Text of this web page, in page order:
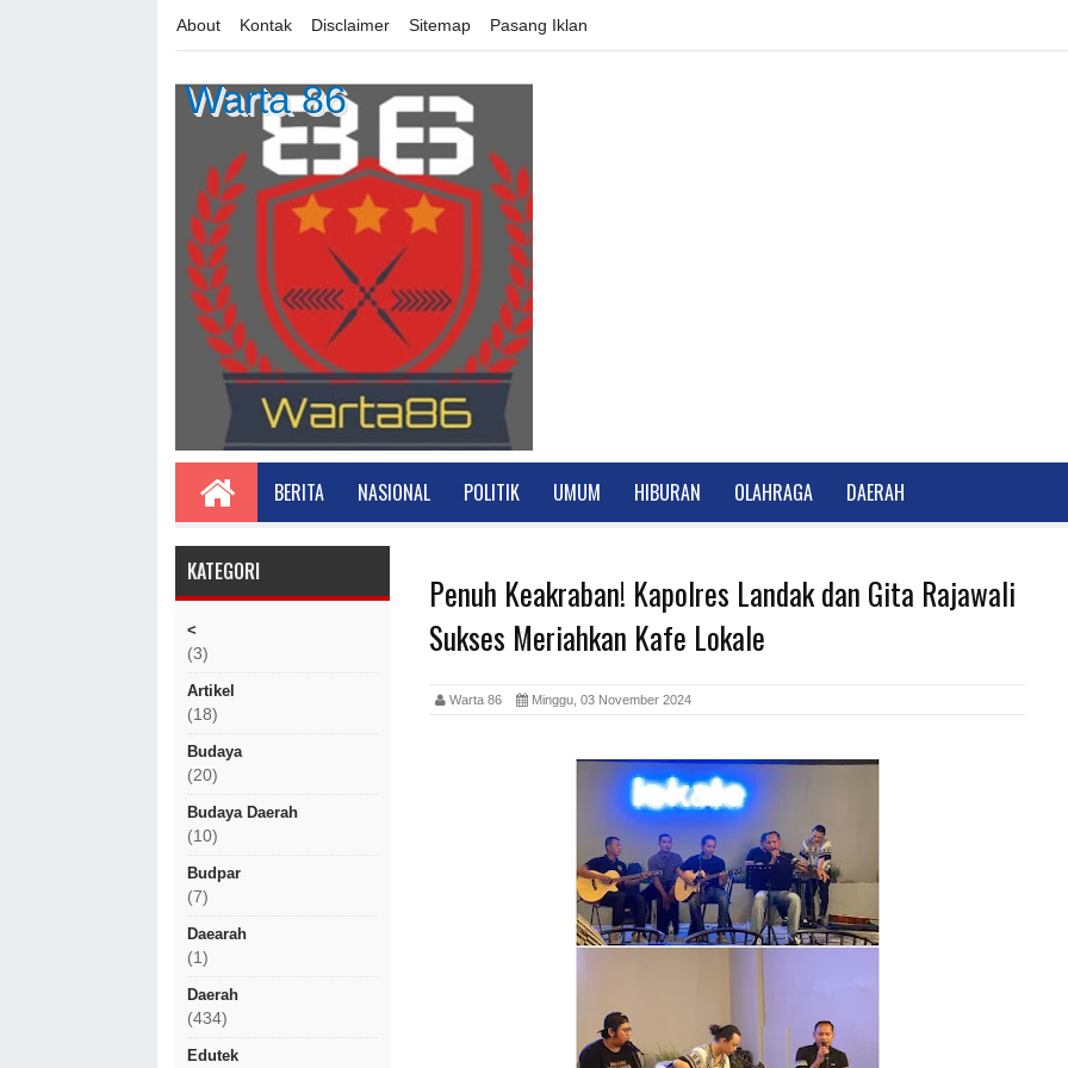
About Kontak Disclaimer Sitemap Pasang Iklan
Warta 86
BERITA NASIONAL POLITIK UMUM HIBURAN OLAHRAGA DAERAH
KATEGORI
<
(3)
Artikel
(18)
Budaya
(20)
Budaya Daerah
(10)
Budpar
(7)
Daearah
(1)
Daerah
(434)
Edutek
Penuh Keakraban! Kapolres Landak dan Gita Rajawali
Sukses Meriahkan Kafe Lokale
Warta 86 Minggu, 03 November 2024